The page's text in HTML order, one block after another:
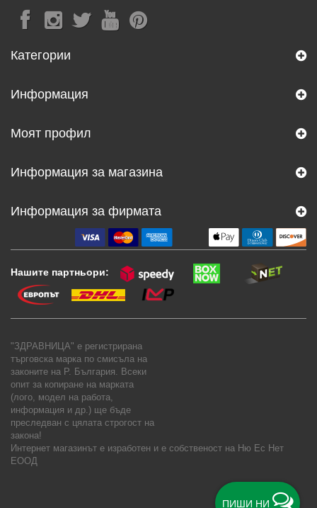
ПИШИ НИ
Категории
Информация
Моят профил
Информация за магазина
Информация за фирмата
Нашите партньори:
"ЗДРАВНИЦА" е регистрирана
търговска марка по смисъла на
законите на Р. България. Всеки
опит за копиране на марката
(лого, модел на работа,
информация и др.) ще бъде
преследван с цялата строгост на
закона!
Интернет магазинът е изработен и е собственост на Ню Ес Нет
ЕООД